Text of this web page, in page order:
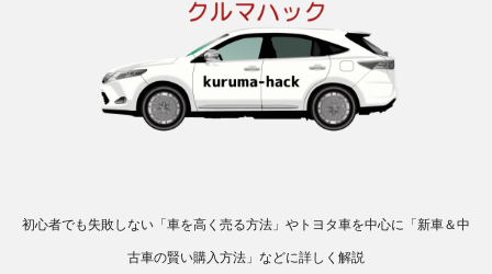
初心者でも失敗しない「車を高く売る方法」やトヨタ車を中心に「新車＆中
古車の賢い購入方法」などに詳しく解説